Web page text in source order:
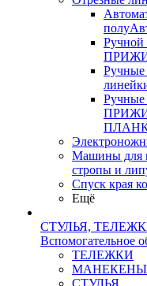
Ручные
Машины для
стропы и
Спуск края
Ещё
СТУЛЬЯ,
Вспомогательное
ТЕЛЕЖКИ
МАНЕКЕНЫ
СТУЛЬЯ